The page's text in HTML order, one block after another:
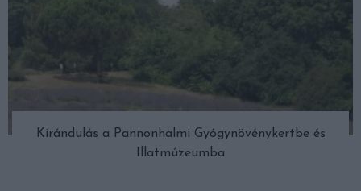
Kirándulás a Pannonhalmi Gyógynövénykertbe és
Illatmúzeumba